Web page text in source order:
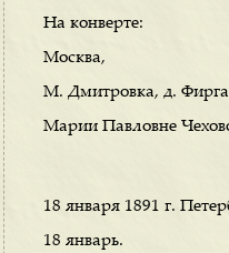
На конверте:
Москва,
М. Дмитровка, д.
Марии Павловне
18 января 1891 г.
18 январь.